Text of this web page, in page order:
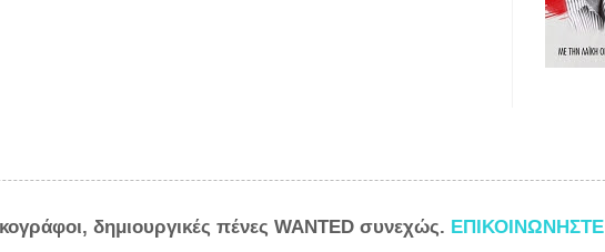
δημιουργικές πένες WANTED συνεχώς. ΕΠΙΚΟΙΝΩΝΗΣΤΕ